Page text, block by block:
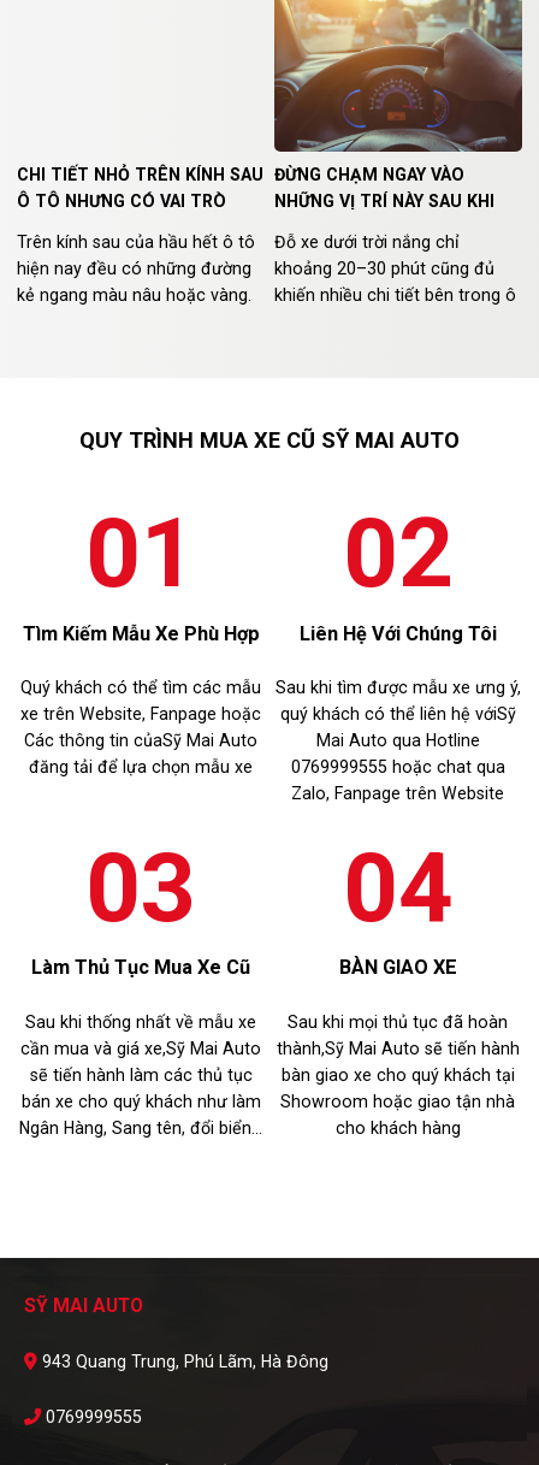
CHI TIẾT NHỎ TRÊN KÍNH SAU
Ô TÔ NHƯNG CÓ VAI TRÒ
Trên kính sau của hầu hết ô tô
hiện nay đều có những đường
kẻ ngang màu nâu hoặc vàng.
ĐỪNG CHẠM NGAY VÀO
NHỮNG VỊ TRÍ NÀY SAU KHI
NẮNG
Đỗ xe dưới trời nắng chỉ
khoảng 20–30 phút cũng đủ
khiến nhiều chi tiết bên trong ô
và sử dụng xe an toàn hơn
trong mùa hè.
QUY TRÌNH MUA XE CŨ SỸ MAI AUTO
Tìm Kiếm Mẫu Xe Phù Hợp
Quý khách có thể tìm các mẫu
xe trên Website, Fanpage hoặc
Các thông tin củaSỹ Mai Auto
đăng tải để lựa chọn mẫu xe
Liên Hệ Với Chúng Tôi
Sau khi tìm được mẫu xe ưng ý,
quý khách có thể liên hệ vớiSỹ
Mai Auto qua Hotline
0769999555 hoặc chat qua
Zalo, Fanpage trên Website
Làm Thủ Tục Mua Xe Cũ
Sau khi thống nhất về mẫu xe
cần mua và giá xe,Sỹ Mai Auto
sẽ tiến hành làm các thủ tục
bán xe cho quý khách như làm
Ngân Hàng, Sang tên, đổi biển...
BÀN GIAO XE
Sau khi mọi thủ tục đã hoàn
thành,Sỹ Mai Auto sẽ tiến hành
bàn giao xe cho quý khách tại
Showroom hoặc giao tận nhà
cho khách hàng
SỸ MAI AUTO
943 Quang Trung, Phú Lãm, Hà Đông
0769999555